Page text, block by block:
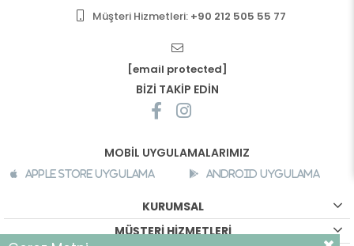
Müşteri Hizmetleri: +90 212 505 55 77
[email protected]
BİZİ TAKİP EDİN
MOBİL UYGULAMALARIMIZ
Apple Store Uygulama Android Uygulama
KURUMSAL
MÜŞTERİ HİZMETLERİ